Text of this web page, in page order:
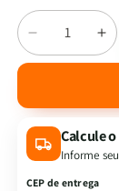
Quantidade
Diminuir
a
Bíblia
Sagrada
|
RC
a
|
Calcule
Informe
CEP de entrega